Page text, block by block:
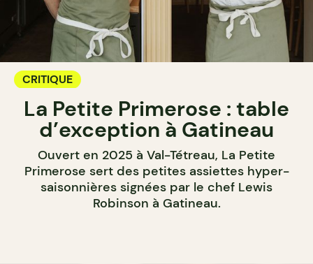
CRITIQUE
La Petite Primerose : table
d’exception à Gatineau
Ouvert en 2025 à Val-Tétreau, La Petite
Primerose sert des petites assiettes hyper-
saisonnières signées par le chef Lewis
Robinson à Gatineau.